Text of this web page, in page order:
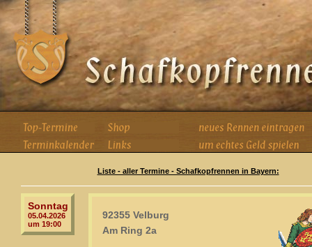
Liste - aller Termine - Schafkopfrennen in Bayern:
Sonntag
05.04.2026
um 19:00
92355 Velburg
Am Ring 2a